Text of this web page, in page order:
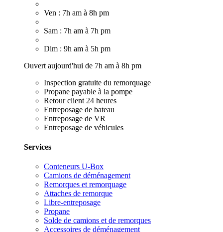
Ven : 7h am à 8h pm
Sam : 7h am à 7h pm
Dim : 9h am à 5h pm
Ouvert aujourd'hui de 7h am à 8h pm
Inspection gratuite du remorquage
Propane payable à la pompe
Retour client 24 heures
Entreposage de bateau
Entreposage de VR
Entreposage de véhicules
Services
Conteneurs U-Box
Camions de déménagement
Remorques et remorquage
Attaches de remorque
Libre-entreposage
Propane
Solde de camions et de remorques
Accessoires de déménagement